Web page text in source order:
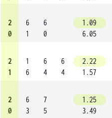
2
0
6
1
6
0
1.09
6.05
2
1
1
6
6
4
6
4
2.22
1.57
2
0
6
3
7
5
1.25
3.49